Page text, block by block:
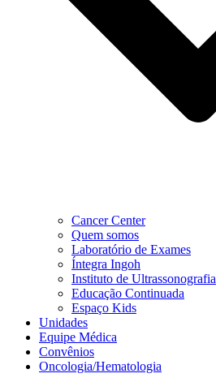
Cancer Center
Quem somos
Laboratório de Exames
Íntegra Ingoh
Instituto de Ultrassonografia
Educação Continuada
Espaço Kids
Unidades
Equipe Médica
Convênios
Oncologia/Hematologia